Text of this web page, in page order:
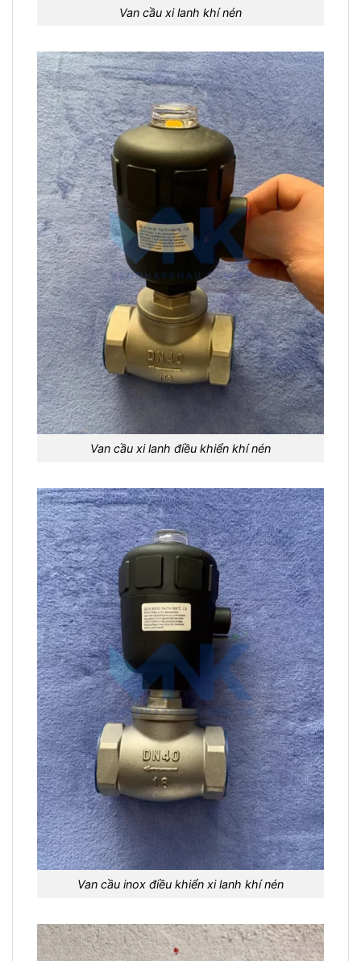
Van cầu xi lanh khí nén
Van cầu xi lanh điều khiển khí nén
Van cầu inox điều khiển xi lanh khí nén